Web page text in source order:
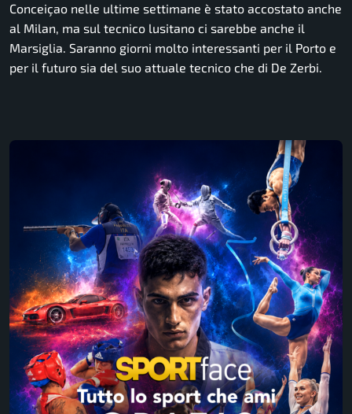
Conceiçao nelle ultime settimane è stato accostato anche
al Milan, ma sul tecnico lusitano ci sarebbe anche il
Marsiglia. Saranno giorni molto interessanti per il Porto e
per il futuro sia del suo attuale tecnico che di De Zerbi.